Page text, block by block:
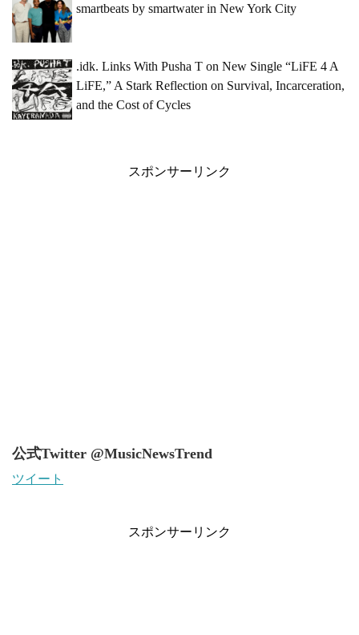
smartbeats by smartwater in New York City
.idk. Links With Pusha T on New Single “LiFE 4 A
LiFE,” A Stark Reflection on Survival, Incarceration,
and the Cost of Cycles
スポンサーリンク
公式Twitter @MusicNewsTrend
ツイート
スポンサーリンク